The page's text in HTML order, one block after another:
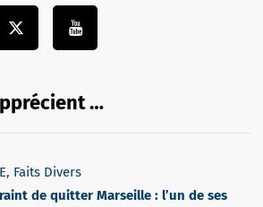
…
, Faits Divers
de quitter Marseille : l’un de ses